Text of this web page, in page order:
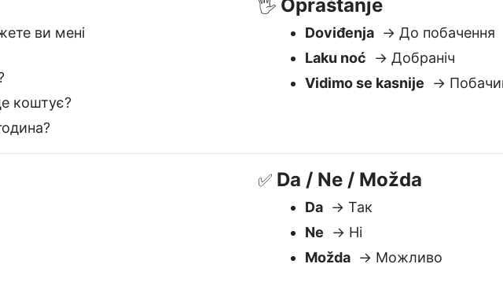
Ne→ Ні
Možda→ Можливо
najbolji Bosanski to Ukrajinski